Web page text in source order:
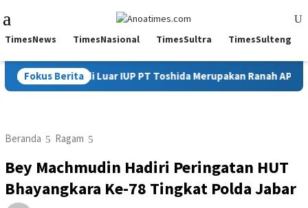
ke
kontenMobile
TimesNews TimesNasional TimesSultra TimesSulteng
Fokus Berita
Akses di Luar IUP PT Toshida Merupakan Ranah APH dan
Beranda Ragam
Bey Machmudin Hadiri Peringatan HUT
Bhayangkara Ke-78 Tingkat Polda Jabar